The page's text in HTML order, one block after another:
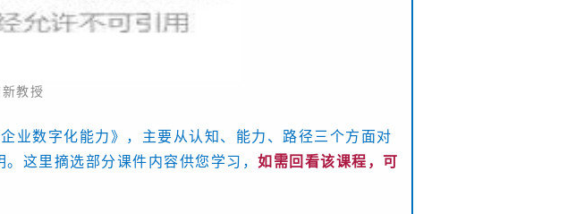
教授
业数字化能力》，主要从认知、能力、路径三个方面对
这里摘选部分课件内容供您学习， 如需回看该课程，可